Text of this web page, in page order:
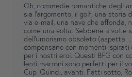
Oh, commedie romantiche degli
sia l'argomento, il golf, una storia
via e-mail, una nave che affonda,
come una volta. Sebbene a volte
dell'umorismo obsoleto (aspetta
compensano con momenti ispirati
per i nostri eroi. Questi BFG con
lenti marroni sono perfetti per il
Cup. Quindi, avanti. Fatti sotto,